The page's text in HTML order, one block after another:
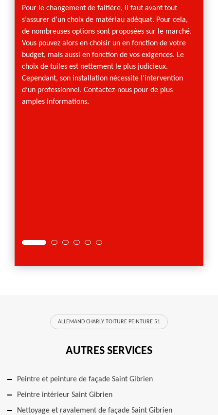
Pour le changement de faitière, il faut avant tout
s’assurer d’un choix de matériau adéquat. Pour cela,
de nombreuses options sont proposées sur le marché.
Vous pouvez alors en choisir un en fonction de votre
budget, mais aussi en fonction de vos exigences. Le
choix de tuiles est nettement le plus judicieux.
Cependant, son installation nécessite l’intervention
d’un professionnel. Contactez-nous pour de plus
amples informations.
ALLEMAND CHARLY TOITURE PEINTURE 51
AUTRES SERVICES
Peintre et peinture de façade Saint Gibrien
Peintre intérieur Saint Gibrien
Nettoyage et ravalement de façade Saint Gibrien